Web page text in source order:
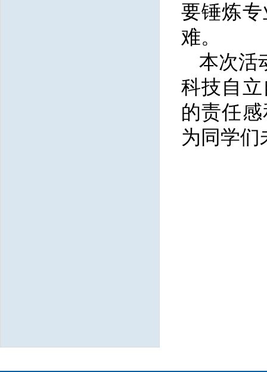
要锤炼
难。
本次活
科技自
的责任
为同学们